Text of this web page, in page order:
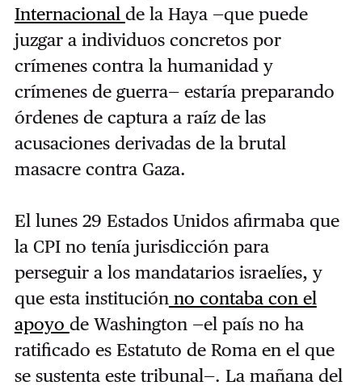
Internacional de la Haya —que puede
juzgar a individuos concretos por
crímenes contra la humanidad y
crímenes de guerra— estaría preparando
órdenes de captura a raíz de las
acusaciones derivadas de la brutal
masacre contra Gaza.
El lunes 29 Estados Unidos afirmaba que
la CPI no tenía jurisdicción para
perseguir a los mandatarios israelíes, y
que esta instituciónno contaba con el
apoyo de Washington —el país no ha
ratificado es Estatuto de Roma en el que
se sustenta este tribunal—. La mañana del